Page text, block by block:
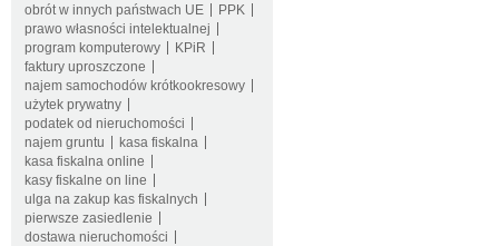
obrót w innych państwach UE
PPK
prawo własności intelektualnej
program komputerowy
KPiR
faktury uproszczone
najem samochodów krótkookresowy
użytek prywatny
podatek od nieruchomości
najem gruntu
kasa fiskalna
kasa fiskalna online
kasy fiskalne on line
ulga na zakup kas fiskalnych
pierwsze zasiedlenie
dostawa nieruchomości